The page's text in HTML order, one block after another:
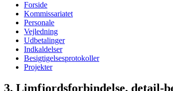
Forside
Kommissariatet
Personale
Vejledning
Udbetalinger
Indkaldelser
Besigtigelsesprotokoller
Projekter
3. Limfjordsforbindelse, detail-